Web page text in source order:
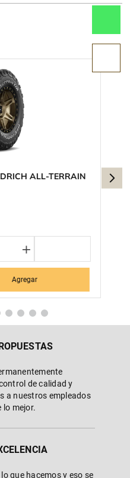
ALL-TERRAIN
＋
Agregar
de calidad y
a nuestros empleados
lo mejor.
que hacemos y eso se